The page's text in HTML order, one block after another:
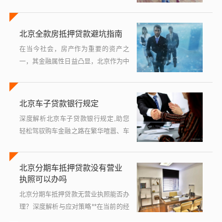
购房梦想，北京提供了多种全款房贷款
北京全款房抵押贷款避坑指南
在当今社会，房产作为重要的资产之
一，其金融属性日益凸显，北京作为中
求的重要途径，这一过程也伴随着诸多
北京车子贷款银行规定
深度解析北京车子贷款银行规定,助您
轻松驾驭购车金融之路在繁华喧嚣、车
个人身份的象征，面对动辄数十万甚至
上...
北京分期车抵押贷款没有营业
执照可以办吗
北京分期车抵押贷款无营业执照能否办
理？深度解析与应对策略**在当前的经